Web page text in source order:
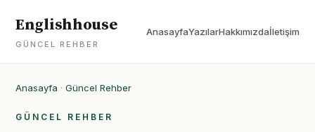
Englishhouse
GÜNCEL REHBER
AnasayfaYazılarHakkımızdaİletişim
Anasayfa · Güncel Rehber
GÜNCEL REHBER